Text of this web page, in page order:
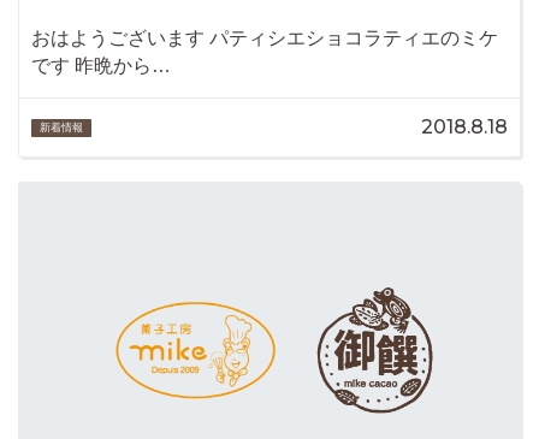
おはようございます パティシエショコラティエのミケ
です 昨晩から…
新着情報 2018.8.18